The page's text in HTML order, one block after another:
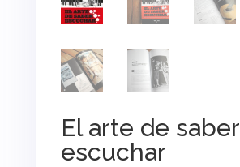
El arte de saber
escuchar